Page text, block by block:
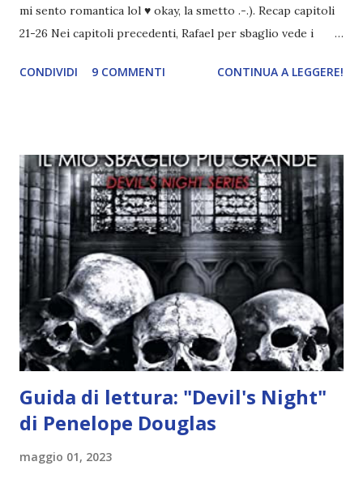
mi sento romantica lol ♥ okay, la smetto .-.). Recap capitoli
21-26 Nei capitoli precedenti, Rafael per sbaglio vede i
incontrano e Hesediel mostra loro come combattere i puri.
angelo puro, Elemiah. Ma, a differenza di cosa pensano,
l'angelo non ha intenzione di fare una strage, piuttosto è lì
per avvertili che Mikael non è più "l'angelo puro" che
credono e che potrebbe aver ucciso altri mezzi angeli, tipo
Rafael. A quelle parole, Haniel seguito da altri ibridi, si reca
nell'appartamento, senza risultati. Infine cercano nella
chiesetta. Lì trovano Rafael alle prese con gli angeli puri,
ma questa volta ...
CONDIVIDI 9 COMMENTI CONTINUA A LEGGERE!
Guida di lettura: "Devil's Night"
di Penelope Douglas
maggio 01, 2023